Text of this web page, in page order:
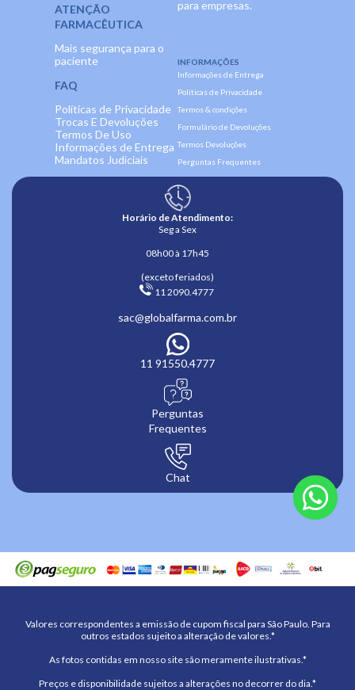
ATENÇÃO
FARMACÊUTICA
Mais segurança para o
paciente
FAQ
Políticas de Privacidade
Trocas E Devoluções
Termos De Uso
Informações de Entrega
Mandatos Judiciais
para empresas.
INFORMAÇÕES
Informações de Entrega
Políticas de Privacidade
Termos & condições
Formulário de Devoluções
Termos Devoluções
Perguntas Frequentes
Horário de Atendimento:
Seg a Sex
08h00 à 17h45
(exceto feriados)
11 2090.4777
sac@globalfarma.com.br
11 91550.4777
Perguntas
Frequentes
Chat
Valores correspondentes a emissão de cupom fiscal para São Paulo. Para
outros estados sujeito a alteração de valores.*
As fotos contidas em nosso site são meramente ilustrativas.*
Preços e disponibilidade sujeitos a alterações no decorrer do dia.*